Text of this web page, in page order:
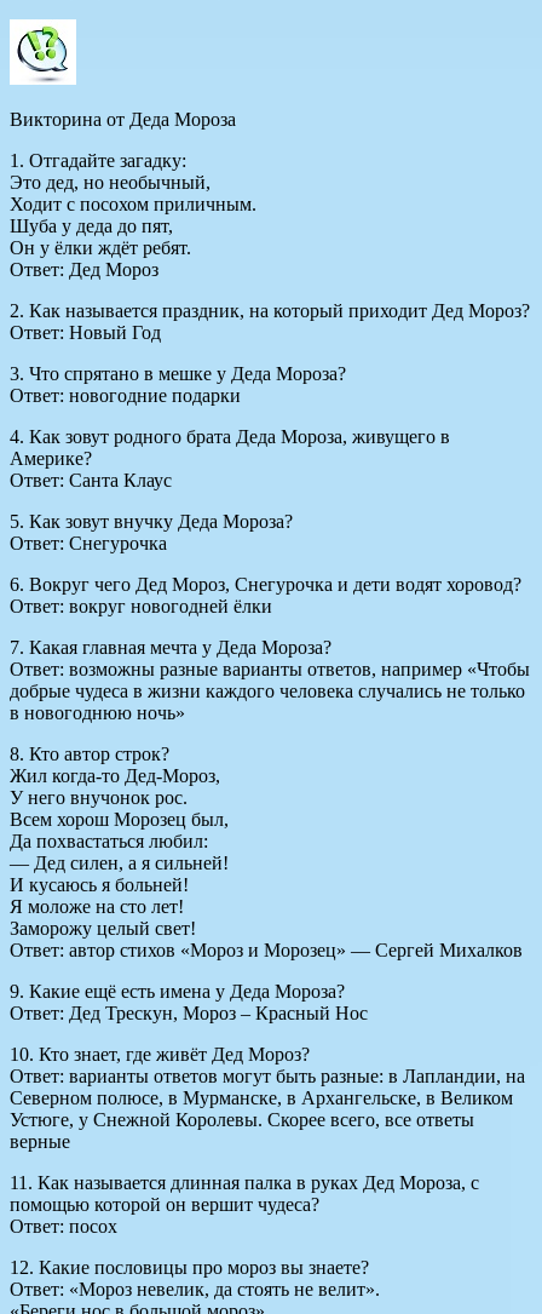
Викторина от Деда Мороза
1. Отгадайте загадку:
Это дед, но необычный,
Ходит с посохом приличным.
Шуба у деда до пят,
Он у ёлки ждёт ребят.
Ответ: Дед Мороз
2. Как называется праздник, на который приходит Дед Мороз?
Ответ: Новый Год
3. Что спрятано в мешке у Деда Мороза?
Ответ: новогодние подарки
4. Как зовут родного брата Деда Мороза, живущего в
Америке?
Ответ: Санта Клаус
5. Как зовут внучку Деда Мороза?
Ответ: Снегурочка
6. Вокруг чего Дед Мороз, Снегурочка и дети водят хоровод?
Ответ: вокруг новогодней ёлки
7. Какая главная мечта у Деда Мороза?
Ответ: возможны разные варианты ответов, например «Чтобы
добрые чудеса в жизни каждого человека случались не только
в новогоднюю ночь»
8. Кто автор строк?
Жил когда-то Дед-Мороз,
У него внучонок рос.
Всем хорош Морозец был,
Да похвастаться любил:
— Дед силен, а я сильней!
И кусаюсь я больней!
Я моложе на сто лет!
Заморожу целый свет!
Ответ: автор стихов «Мороз и Морозец» — Сергей Михалков
9. Какие ещё есть имена у Деда Мороза?
Ответ: Дед Трескун, Мороз – Красный Нос
10. Кто знает, где живёт Дед Мороз?
Ответ: варианты ответов могут быть разные: в Лапландии, на
Северном полюсе, в Мурманске, в Архангельске, в Великом
Устюге, у Снежной Королевы. Скорее всего, все ответы
верные
11. Как называется длинная палка в руках Дед Мороза, с
помощью которой он вершит чудеса?
Ответ: посох
12. Какие пословицы про мороз вы знаете?
Ответ: «Мороз невелик, да стоять не велит».